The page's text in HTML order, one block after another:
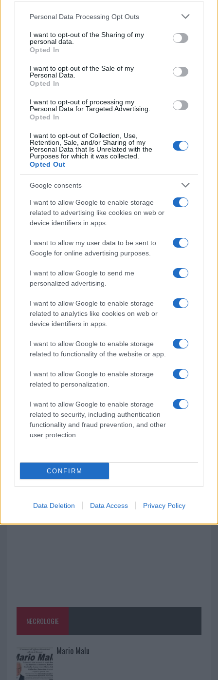
Please note that this website/app uses one or more Google
not limited to your visit or usage behaviour. You may click to
grant or deny consent to Google and its third-party tags to
use your data for below specified purposes in below Google
consent section.
Personal Data Processing Opt Outs
I want to opt-out of the Sharing of my
personal data.
Opted In
I want to opt-out of the Sale of my
Personal Data.
Opted In
I want to opt-out of processing my
Personal Data for Targeted Advertising.
Opted In
I want to opt-out of Collection, Use,
Retention, Sale, and/or Sharing of my
Personal Data that Is Unrelated with the
Purposes for which it was collected.
Opted Out
Google consents
I want to allow Google to enable storage
related to advertising like cookies on web or
device identifiers in apps.
I want to allow my user data to be sent to
Google for online advertising purposes.
I want to allow Google to send me
personalized advertising.
I want to allow Google to enable storage
related to analytics like cookies on web or
device identifiers in apps.
I want to allow Google to enable storage
related to functionality of the website or app.
I want to allow Google to enable storage
related to personalization.
I want to allow Google to enable storage
related to security, including authentication
functionality and fraud prevention, and other
user protection.
CONFIRM
Data Deletion Data Access Privacy Policy
Ricevi le nostre ultime news
Condividi l'articolo
F
a
ce
b
o
o
k
T
w
it
te
r
n
te
st
h
at
p
p
h
a
Articolo precedente
NOTIZIE RECENTI
Le previsioni meteo per il weekend a Olbia e in
Gallura
Michelle Hunziker in Gallura, bella anche dal
vivo: un amico vip svela come fa
Calangianus, dopo le polemiche il centro
accoglienza minori chiude
Olbia, divieto di sosta contro spaccio e degrado:
esplode la protesta
Pausa caffè impeccabile: come scegliere la
soluzione ideale per la casa e l’ufficio
Raid nelle campagne di Berchidda, rischio per
NECROLOGIE
Mario Malu